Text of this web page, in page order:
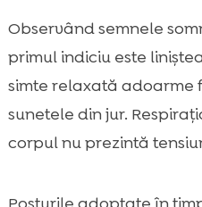
Observând semnele
primul indiciu este
simte relaxată
sunetele din jur.
corpul nu prezintă